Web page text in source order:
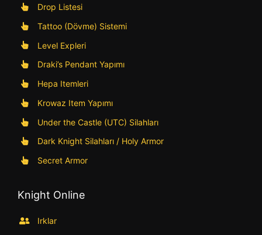
Drop Listesi
Tattoo (Dövme) Sistemi
Level Expleri
Draki’s Pendant Yapımı
Hepa Itemleri
Krowaz Item Yapımı
Under the Castle (UTC) Silahları
Dark Knight Silahları / Holy Armor
Secret Armor
Knight Online
Irklar